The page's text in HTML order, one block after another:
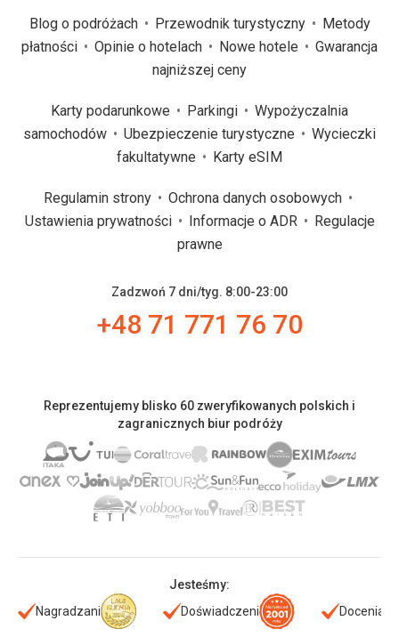
Blog o podróżach Przewodnik turystyczny
Metody
płatności
Opinie o hotelach Nowe hotele
Gwarancja
najniższej ceny
Karty podarunkowe Parkingi
Wypożyczalnia
samochodów
Ubezpieczenie turystyczne
Wycieczki
fakultatywne
Karty eSIM
Regulamin strony
Ochrona danych osobowych
Ustawienia prywatności
Informacje o ADR
Regulacje
prawne
Zadzwoń 7 dni/tyg. 8:00-23:00
+48 71 771 76 70
Reprezentujemy blisko 60 zweryfikowanych polskich i
zagranicznych biur podróży
Jesteśmy:
Nagradzani
Doświadczeni Doceniani